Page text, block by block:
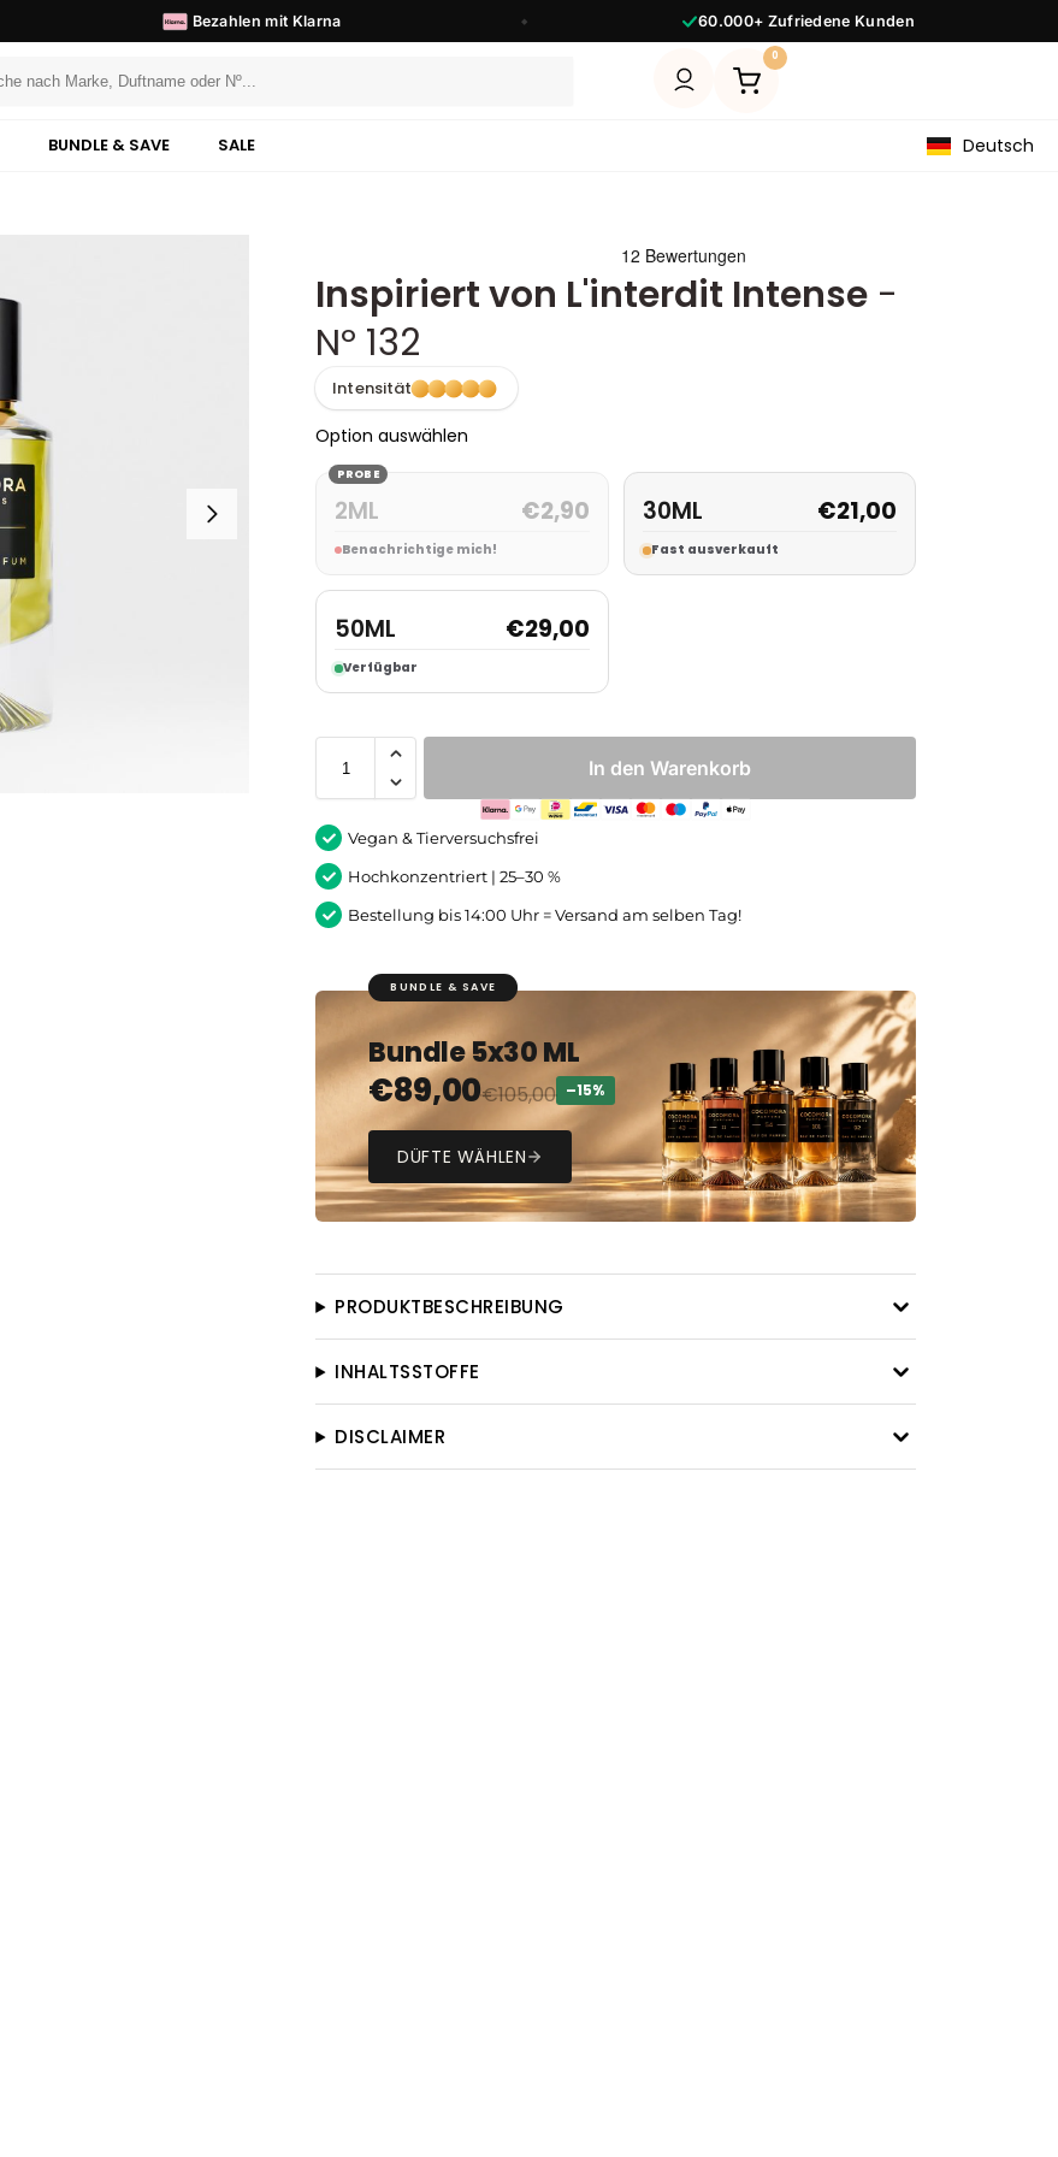
14:00 Uhr bestellt, heute versendet Mehr als90Düfte
0
BUNDLE & SAVE SALE Deutsch
Inspiriert von L'interdit Intense -
Nº 132
Intensität
Option auswählen
PROBE
2ML
Benachrichtige mich!
€2,90 30ML
Fast ausverkauft
€21,00
50ML
Verfügbar
€29,00
In den Warenkorb
Vegan & Tierversuchsfrei
Hochkonzentriert | 25–30 %
Bestellung bis 14:00 Uhr = Versand am selben Tag!
BUNDLE & SAVE
Bundle 5x30 ML
€89,00€105,00 –15%
DÜFTE WÄHLEN
PRODUKTBESCHREIBUNG
INHALTSSTOFFE
DISCLAIMER